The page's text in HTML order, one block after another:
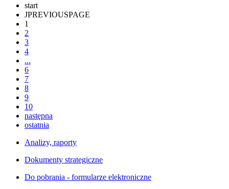
start
JPREVIOUSPAGE
1
2
3
4
...
6
7
8
9
10
następna
ostatnia
Analizy, raporty
Dokumenty strategiczne
Do pobrania - formularze elektroniczne